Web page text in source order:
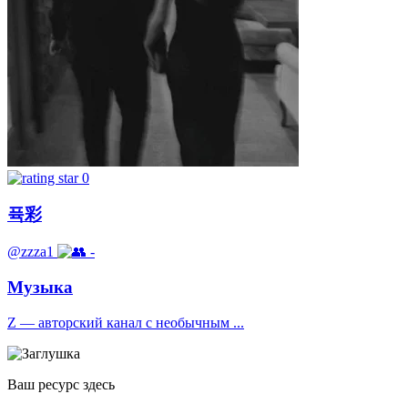
0
퓩彩
@zzza1 -
Музыка
Z — авторский канал с необычным ...
Ваш ресурс здесь